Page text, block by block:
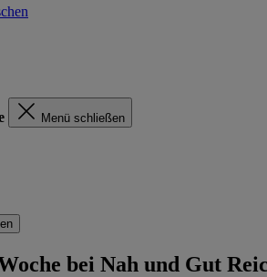
Menü schließen
bei Nah und Gut